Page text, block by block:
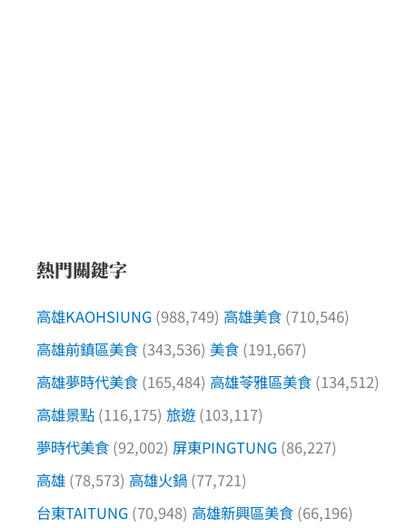
熱門關鍵字
高雄KAOHSIUNG (988,749) 高雄美食 (710,546)
高雄前鎮區美食 (343,536) 美食 (191,667)
高雄夢時代美食 (165,484) 高雄苓雅區美食 (134,512)
高雄景點 (116,175) 旅遊 (103,117)
夢時代美食 (92,002) 屏東PINGTUNG (86,227)
高雄 (78,573) 高雄火鍋 (77,721)
台東TAITUNG (70,948) 高雄新興區美食 (66,196)